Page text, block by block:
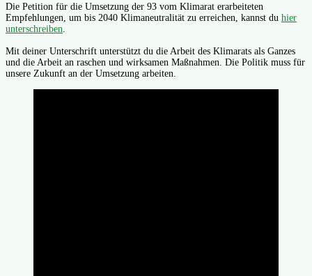
Die Petition für die Umsetzung der 93 vom Klimarat erarbeiteten
Empfehlungen, um bis 2040 Klimaneutralität zu erreichen, kannst du hier
unterschreiben
Mit deiner Unterschrift unterstützt du die Arbeit des Klimarats als Ganzes
und die Arbeit an raschen und wirksamen Maßnahmen. Die Politik muss für
unsere Zukunft an der Umsetzung arbeiten.